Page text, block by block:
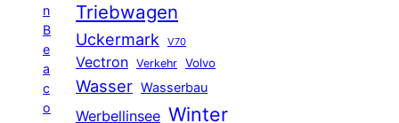
n
B
e
a
c
o
Triebwagen
Uckermark V70
Vectron Verkehr Volvo
Wasser Wasserbau
Werbellinsee Winter